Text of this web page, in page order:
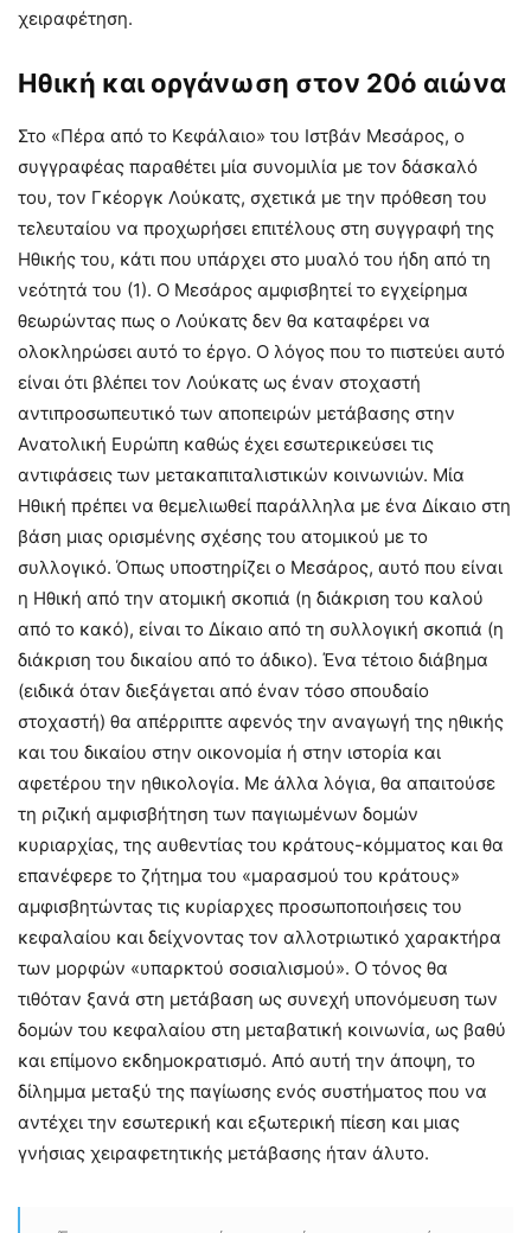
χειραφέτηση.
Ηθική και οργάνωση στον 20ό αιώνα
Στο «Πέρα από το Κεφάλαιο» του Ιστβάν Μεσάρος, ο
συγγραφέας παραθέτει μία συνομιλία με τον δάσκαλό
του, τον Γκέοργκ Λούκατς, σχετικά με την πρόθεση του
τελευταίου να προχωρήσει επιτέλους στη συγγραφή της
Ηθικής του, κάτι που υπάρχει στο μυαλό του ήδη από τη
νεότητά του (1). Ο Μεσάρος αμφισβητεί το εγχείρημα
θεωρώντας πως ο Λούκατς δεν θα καταφέρει να
ολοκληρώσει αυτό το έργο. Ο λόγος που το πιστεύει αυτό
είναι ότι βλέπει τον Λούκατς ως έναν στοχαστή
αντιπροσωπευτικό των αποπειρών μετάβασης στην
Ανατολική Ευρώπη καθώς έχει εσωτερικεύσει τις
αντιφάσεις των μετακαπιταλιστικών κοινωνιών. Μία
Ηθική πρέπει να θεμελιωθεί παράλληλα με ένα Δίκαιο στη
βάση μιας ορισμένης σχέσης του ατομικού με το
συλλογικό. Όπως υποστηρίζει ο Μεσάρος, αυτό που είναι
η Ηθική από την ατομική σκοπιά (η διάκριση του καλού
από το κακό), είναι το Δίκαιο από τη συλλογική σκοπιά (η
διάκριση του δικαίου από το άδικο). Ένα τέτοιο διάβημα
(ειδικά όταν διεξάγεται από έναν τόσο σπουδαίο
στοχαστή) θα απέρριπτε αφενός την αναγωγή της ηθικής
και του δικαίου στην οικονομία ή στην ιστορία και
αφετέρου την ηθικολογία. Με άλλα λόγια, θα απαιτούσε
τη ριζική αμφισβήτηση των παγιωμένων δομών
κυριαρχίας, της αυθεντίας του κράτους-κόμματος και θα
επανέφερε το ζήτημα του «μαρασμού του κράτους»
αμφισβητώντας τις κυρίαρχες προσωποποιήσεις του
κεφαλαίου και δείχνοντας τον αλλοτριωτικό χαρακτήρα
των μορφών «υπαρκτού σοσιαλισμού». Ο τόνος θα
τιθόταν ξανά στη μετάβαση ως συνεχή υπονόμευση των
δομών του κεφαλαίου στη μεταβατική κοινωνία, ως βαθύ
και επίμονο εκδημοκρατισμό. Από αυτή την άποψη, το
δίλημμα μεταξύ της παγίωσης ενός συστήματος που να
αντέχει την εσωτερική και εξωτερική πίεση και μιας
γνήσιας χειραφετητικής μετάβασης ήταν άλυτο.